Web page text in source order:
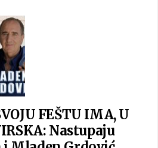
FEŠTU IMA, U
Nastupaju